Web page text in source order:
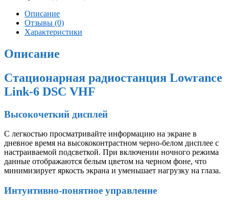
Описание
Отзывы (0)
Характеристики
Описание
Стационарная радиостанция Lowrance
Link-6 DSC VHF
Высокочеткий дисплей
С легкостью просматривайте информацию на экране в
дневное время на высококонтрастном черно-белом дисплее с
настраиваемой подсветкой. При включении ночного режима
данные отображаются белым цветом на черном фоне, что
минимизирует яркость экрана и уменьшает нагрузку на глаза.
Интуитивно-понятное управление